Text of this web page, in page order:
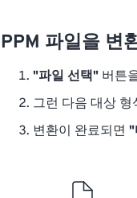
PPM 파일을 변
"파일 선택" 버튼
그런 다음 대상 형
변환이 완료되면 "